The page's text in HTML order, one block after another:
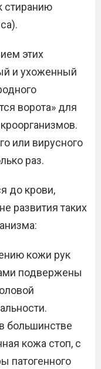
стиранию
этих
и ухоженный
ворота» для
или вирусного
раз.
до крови,
развития таких
кожи рук
подвержены
большинстве
кожа стоп, с
патогенного